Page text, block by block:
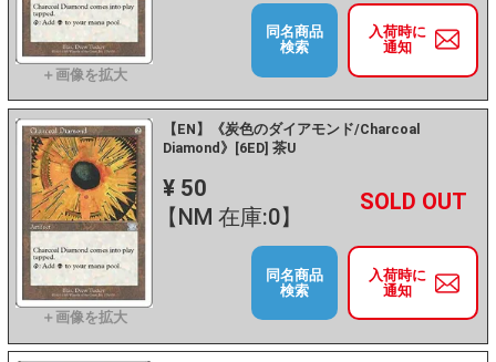
入荷時に
通知
同名商品
検索
【EN】《炭色のダイアモンド/Charcoal
Diamond》[6ED] 茶U
¥ 50
【NM 在庫:0】
－ +
入荷時に
通知
同名商品
検索